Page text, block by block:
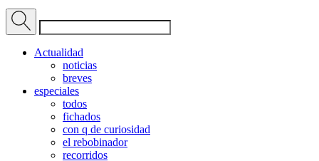
Actualidad
noticias
breves
especiales
todos
fichados
con q de curiosidad
el rebobinador
recorridos